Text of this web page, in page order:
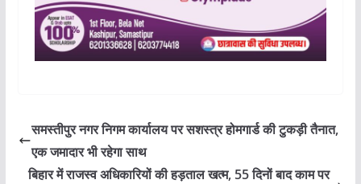
समस्तीपुर नगर निगम कार्यालय पर सशस्त्र होमगार्ड की टुकड़ी तैनात,
एक जमादार भी रहेगा साथ
बिहार में राजस्व अधिकारियों की हड़ताल खत्म, 55 दिनों बाद काम पर